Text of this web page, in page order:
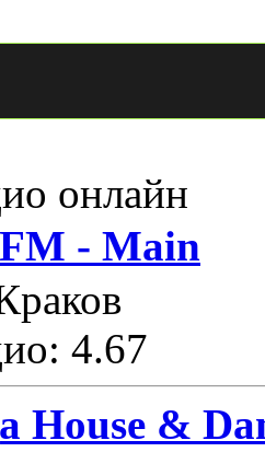
онлайн
- Main
4.67
House &